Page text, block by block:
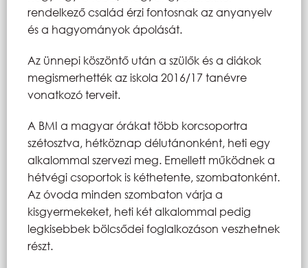
rendelkező család érzi fontosnak az anyanyelv
és a hagyományok ápolását.
Az ünnepi köszöntő után a szülők és a diákok
megismerhették az iskola 2016/17 tanévre
vonatkozó terveit.
A BMI a magyar órákat több korcsoportra
szétosztva, hétköznap délutánonként, heti egy
alkalommal szervezi meg. Emellett működnek a
hétvégi csoportok is kéthetente, szombatonként.
Az óvoda minden szombaton várja a
kisgyermekeket, heti két alkalommal pedig
legkisebbek bölcsődei foglalkozáson veszhetnek
részt.